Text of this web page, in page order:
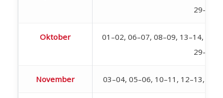
29–30
Oktober
01–02, 06–07, 08–09, 13–14,
29–30
November 03–04, 05–06, 10–11, 12–13,